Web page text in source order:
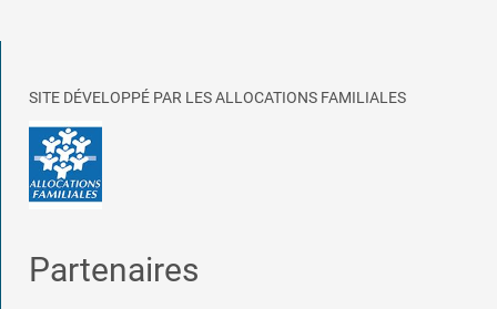
SITE DÉVELOPPÉ PAR LES ALLOCATIONS FAMILIALES
Partenaires